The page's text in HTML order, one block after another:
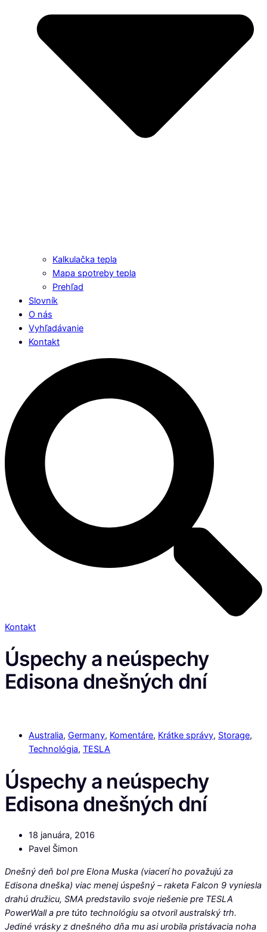
Kalkulačka tepla
Mapa spotreby tepla
Prehľad
Slovník
O nás
Vyhľadávanie
Kontakt
Kontakt
Úspechy a neúspechy
Edisona dnešných dní
Australia, Germany, Komentáre, Krátke správy, Storage,
Technológia, TESLA
Úspechy a neúspechy
Edisona dnešných dní
18 januára, 2016
Pavel Šimon
Dnešný deň bol pre Elona Muska (viacerí ho považujú za
Edisona dneška) viac menej úspešný – raketa Falcon 9 vyniesla
drahú družicu, SMA predstavilo svoje riešenie pre TESLA
PowerWall a pre túto technológiu sa otvoril australský trh.
Jediné vrásky z dnešného dňa mu asi urobila pristávacia noha